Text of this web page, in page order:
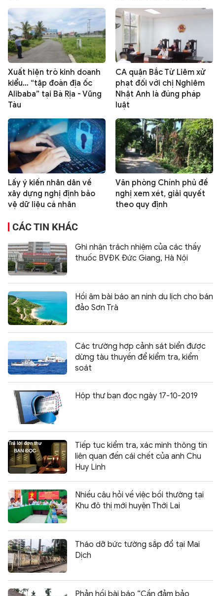
Xuất hiện trò kinh doanh
kiểu… “tập đoàn địa ốc
Alibaba” tại Bà Rịa - Vũng
Tàu
CA quận Bắc Từ Liêm xử
phạt đối với chị Nghiêm
Nhật Anh là đúng pháp
luật
Lấy ý kiến nhân dân về
xây dựng nghị định bảo
vệ dữ liệu cá nhân
Văn phòng Chính phủ đề
nghị xem xét, giải quyết
theo quy định
CÁC TIN KHÁC
Ghi nhận trách nhiệm của các thầy
thuốc BVĐK Đức Giang, Hà Nội
Hồi âm bài báo an ninh du lịch cho bán
đảo Sơn Trà
Các trường hợp cảnh sát biển được
dừng tàu thuyền để kiểm tra, kiểm
soát
Hộp thư bạn đọc ngày 17-10-2019
Tiếp tục kiểm tra, xác minh thông tin
liên quan đến cái chết của anh Chu
Huy Linh
Nhiều câu hỏi về việc bồi thường tại
Khu đô thị mới huyện Thới Lai
Tháo dỡ bức tường sắp đổ tại Mai
Dịch